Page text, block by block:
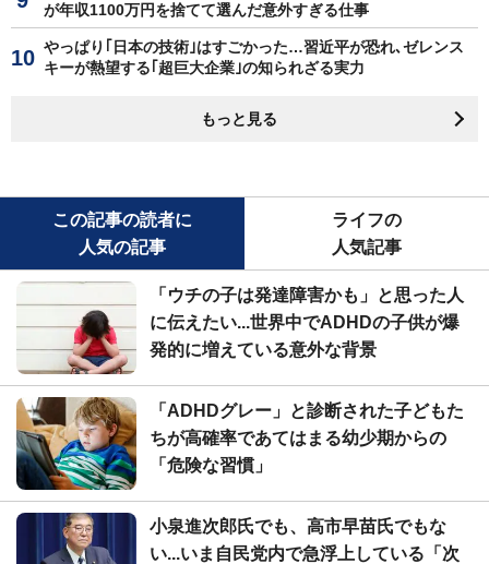
が年収1100万円を捨てて選んだ意外すぎる仕事
やっぱり｢日本の技術｣はすごかった…習近平が恐れ､ゼレンス
キーが熱望する｢超巨大企業｣の知られざる実力
もっと見る
この記事の読者に
人気の記事
ライフの
人気記事
「ウチの子は発達障害かも」と思った人
に伝えたい...世界中でADHDの子供が爆
発的に増えている意外な背景
「ADHDグレー」と診断された子どもた
ちが高確率であてはまる幼少期からの
「危険な習慣」
小泉進次郎氏でも、高市早苗氏でもな
い...いま自民党内で急浮上している「次